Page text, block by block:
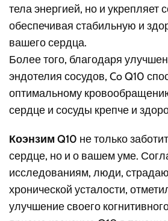
тела энергией, но и
обеспечивая стабильную и
вашего сердца.
Более того, благодаря
эндотелия сосудов, Co Q10
оптимальному
сердце и сосуды крепче и
Коэнзим Q10 не только
сердце, но и о вашем уме.
исследованиям, люди,
хронической усталости,
улучшение своего